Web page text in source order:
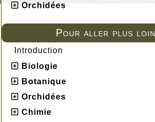
Orchidées
Pour aller plus loin
Introduction
Biologie
Botanique
Orchidées
Chimie